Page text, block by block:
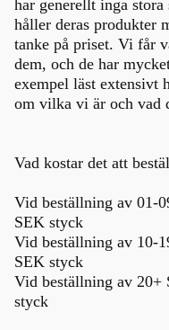
har generellt inga stora
håller deras produkter
tanke på priset. Vi får
dem, och de har
exempel läst extensivt
om vilka vi är och vad
Vad kostar det att
Vid beställning av 01-
SEK styck
Vid beställning av 10-
SEK styck
Vid beställning av 20+
styck